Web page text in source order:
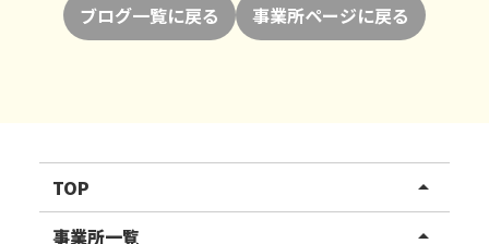
ブログ一覧に戻る 事業所ページに戻る
TOP arrow_drop_up
リハスワーク
事業所一覧 arrow_drop_up